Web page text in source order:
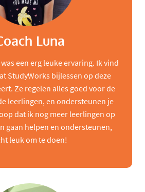
Luna
een erg leuke ervaring. Ik vind
StudyWorks bijlessen op deze
Ze regelen alles goed voor de
leerlingen, en ondersteunen je
dat ik nog meer leerlingen op
gaan helpen en ondersteunen,
leuk om te doen!